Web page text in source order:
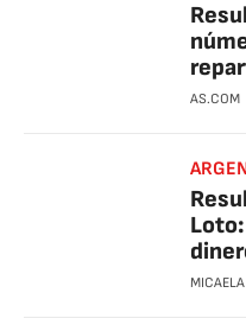
AS.COM